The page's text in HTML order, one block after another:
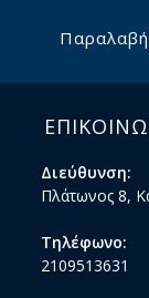
Διεύθυνση:
Πλάτωνος 8,
Τηλέφωνο:
2109513631